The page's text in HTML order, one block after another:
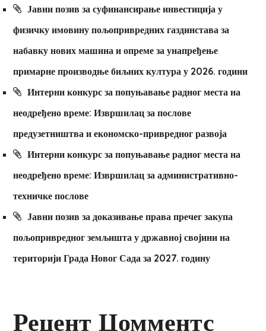
Јавни позив за суфинансирање инвестиција у
физичку имовину пољопривредних газдинстава за
набавку нових машина и опреме за унапређење
примарне производње биљних култура у 2026. години
Интерни конкурс за попуњавање радног места на
неодређено време: Извршилац за послове
предузетништва и економско-привредног развоја
Интерни конкурс за попуњавање радног места на
неодређено време: Извршилац за административно-
техничке послове
Јавни позив за доказивање права пречег закупа
пољопривредног земљишта у државној својини на
територији Града Новог Сада за 2027. годину
Рецент Цомментс